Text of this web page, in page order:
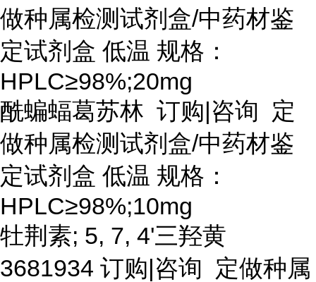
做种属检测试剂盒/中药材鉴
定试剂盒 低温 规格：
HPLC≥98%;20mg
酰蝙蝠葛苏林 订购|咨询 定
做种属检测试剂盒/中药材鉴
定试剂盒 低温 规格：
HPLC≥98%;10mg
牡荆素; 5, 7, 4'三羟黄
3681934 订购|咨询 定做种属